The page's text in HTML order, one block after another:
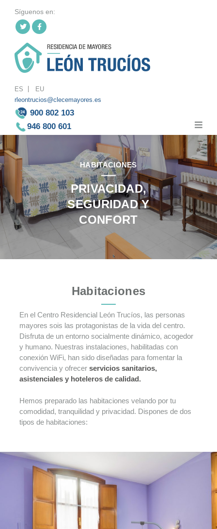
Síguenos en:
er
ebo
ok
ES
EU
rleontrucios@clecemayores.es
900 802 103
946 800 601
HABITACIONES
PRIVACIDAD,
SEGURIDAD Y
CONFORT
Habitaciones
En el Centro Residencial León Trucíos, las personas
mayores sois las protagonistas de la vida del centro.
Disfruta de un entorno socialmente dinámico, acogedor
y humano. Nuestras instalaciones, habilitadas con
conexión WiFi, han sido diseñadas para fomentar la
convivencia y ofrecer servicios sanitarios,
asistenciales y hoteleros de calidad.
Hemos preparado las habitaciones velando por tu
comodidad, tranquilidad y privacidad. Dispones de dos
tipos de habitaciones: